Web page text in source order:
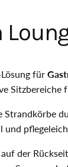
für
Sitzbereiche
Strandkörbe
und
auf der